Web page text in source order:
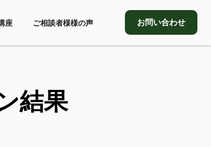
座 ご相談者様様の声 お問い合わせ
結果